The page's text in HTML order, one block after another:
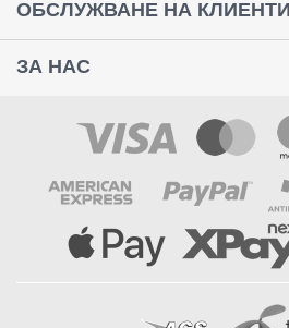
ОБСЛУЖВАНЕ НА КЛИЕНТИ
ЗА НАС